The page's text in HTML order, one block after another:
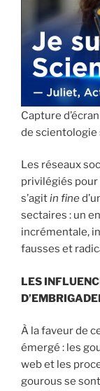
Capture
de scientologie
Les réseaux
privilégiés
s’agitin fine
sectaires : un
incrémentale,
fausses et
LES
À la faveur de
émergé : les
web et les
gourous se